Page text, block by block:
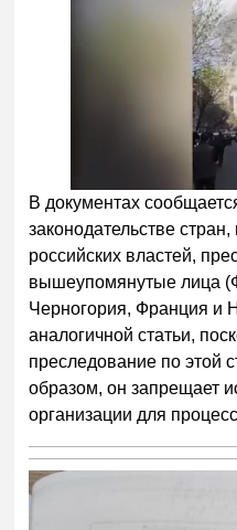
В документах
законодательстве
российских властей,
вышеупомянутые лица
Черногория, Франция и
аналогичной статьи,
преследование по этой
образом, он запрещает
организации для